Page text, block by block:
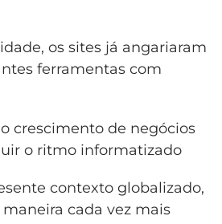
os sites já angariaram
ferramentas com
crescimento de negócios
o ritmo informatizado
contexto globalizado,
cada vez mais